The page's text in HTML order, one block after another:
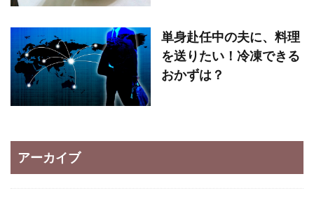
単身赴任中の夫に、料理
を送りたい！冷凍できる
おかずは？
アーカイブ